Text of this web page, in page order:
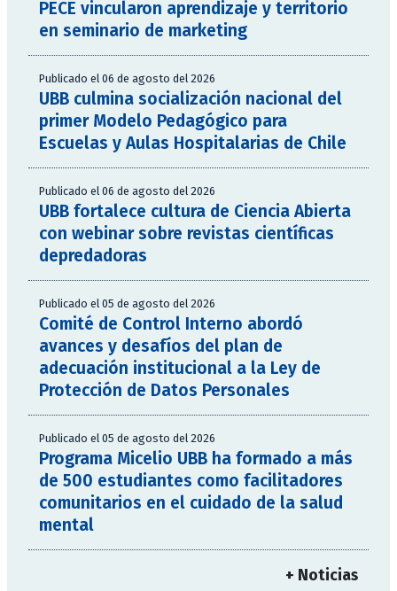
PECE vincularon aprendizaje y territorio
en seminario de marketing
Publicado el 06 de agosto del 2026
UBB culmina socialización nacional del
primer Modelo Pedagógico para
Escuelas y Aulas Hospitalarias de Chile
Publicado el 06 de agosto del 2026
UBB fortalece cultura de Ciencia Abierta
con webinar sobre revistas científicas
depredadoras
Publicado el 05 de agosto del 2026
Comité de Control Interno abordó
avances y desafíos del plan de
adecuación institucional a la Ley de
Protección de Datos Personales
Publicado el 05 de agosto del 2026
Programa Micelio UBB ha formado a más
de 500 estudiantes como facilitadores
comunitarios en el cuidado de la salud
mental
+ Noticias